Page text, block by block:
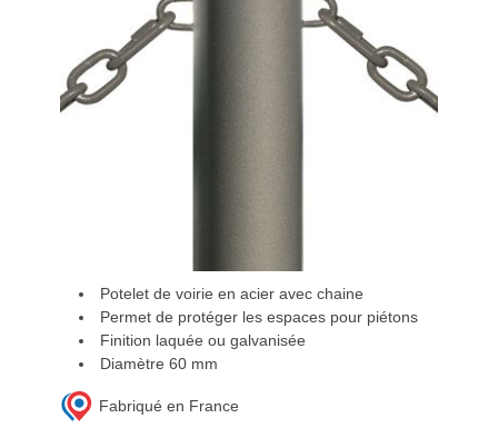
Potelet de voirie en acier avec chaine
Permet de protéger les espaces pour piétons
Finition laquée ou galvanisée
Diamètre 60 mm
Fabriqué en France